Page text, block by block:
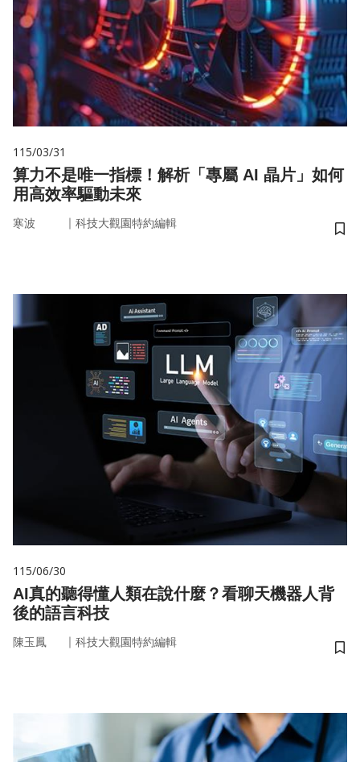
115/03/31
算力不是唯一指標！解析「專屬 AI 晶片」如何
用高效率驅動未來
寒波 ｜ 科技大觀園特約編輯
儲
115/06/30
AI真的聽得懂人類在說什麼？看聊天機器人背
後的語言科技
陳玉鳳 ｜ 科技大觀園特約編輯
儲